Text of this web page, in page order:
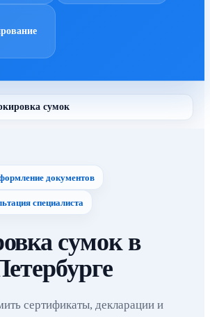
сумок
документов
специалиста
сумок в
сертификаты, декларации и